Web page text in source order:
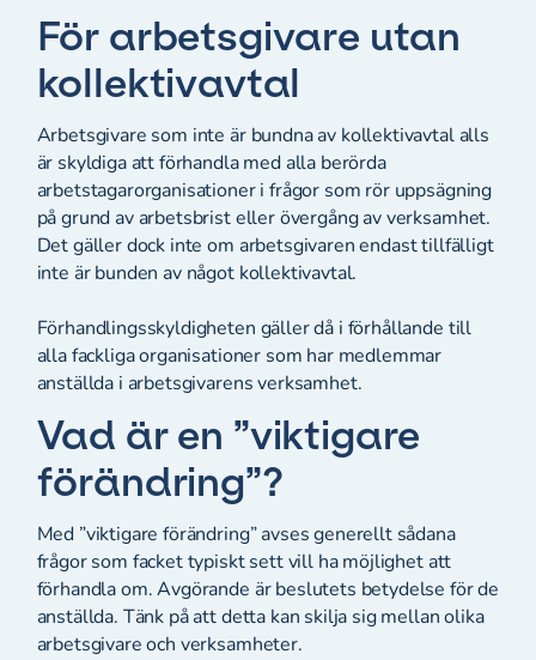
För arbetsgivare utan
kollektivavtal
Arbetsgivare som inte är bundna av kollektivavtal alls
är skyldiga att förhandla med alla berörda
arbetstagarorganisationer i frågor som rör uppsägning
på grund av arbetsbrist eller övergång av verksamhet.
Det gäller dock inte om arbetsgivaren endast tillfälligt
inte är bunden av något kollektivavtal.
Förhandlingsskyldigheten gäller då i förhållande till
alla fackliga organisationer som har medlemmar
anställda i arbetsgivarens verksamhet.
Vad är en ”viktigare
förändring”?
Med ”viktigare förändring” avses generellt sådana
frågor som facket typiskt sett vill ha möjlighet att
förhandla om. Avgörande är beslutets betydelse för de
anställda. Tänk på att detta kan skilja sig mellan olika
arbetsgivare och verksamheter.